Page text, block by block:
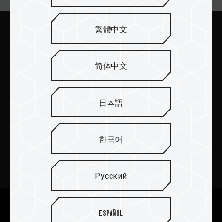
Отправить
ПРОДУКТЫ
Поддержка
繁體中文
简体中文
日本語
한국어
Русский
Español
We are dedicated to protecting your personal information
according to the General Data Protection Regulation (GDPR)